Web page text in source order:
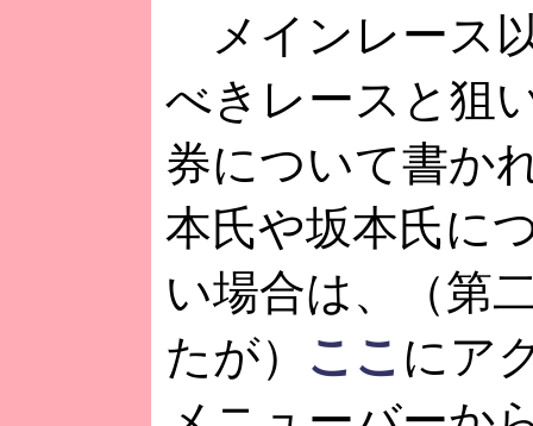
メインレース
べきレースと狙
券について書か
本氏や坂本氏に
い場合は、（第
たが） ここ にア